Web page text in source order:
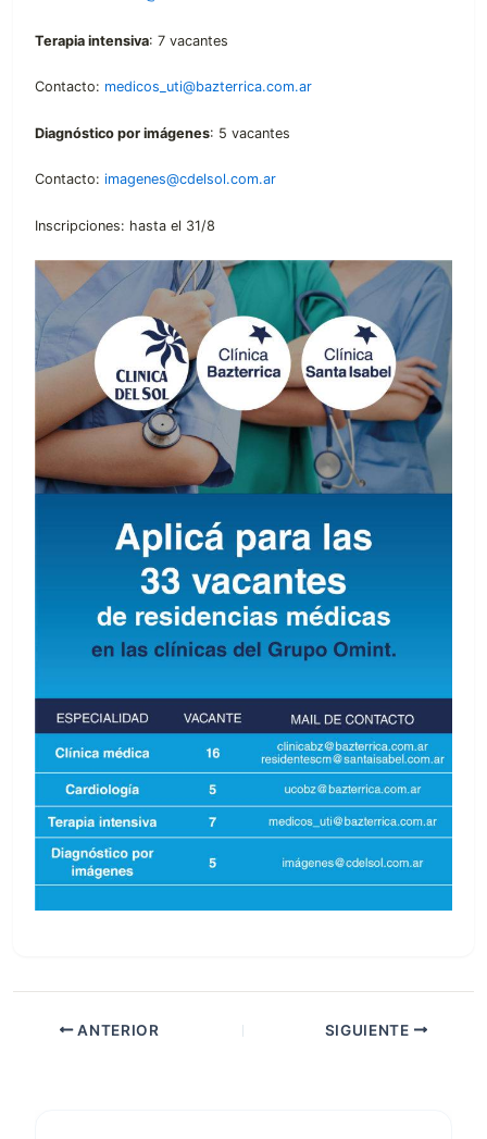
Terapia intensiva: 7 vacantes
Contacto: medicos_uti@bazterrica.com.ar
Diagnóstico por imágenes: 5 vacantes
Contacto: imagenes@cdelsol.com.ar
Inscripciones: hasta el 31/8
ANTERIOR SIGUIENTE